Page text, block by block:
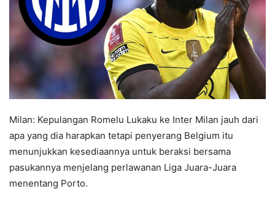
Milan: Kepulangan Romelu Lukaku ke Inter Milan jauh dari
apa yang dia harapkan tetapi penyerang Belgium itu
menunjukkan kesediaannya untuk beraksi bersama
pasukannya menjelang perlawanan Liga Juara-Juara
menentang Porto.